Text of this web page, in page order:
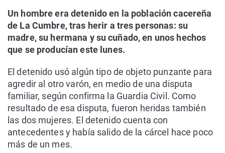
Un hombre era detenido en la población cacereña
de La Cumbre, tras herir a tres personas: su
madre, su hermana y su cuñado, en unos hechos
que se producían este lunes.
El detenido usó algún tipo de objeto punzante para
agredir al otro varón, en medio de una disputa
familiar, según confirma la Guardia Civil. Como
resultado de esa disputa, fueron heridas también
las dos mujeres. El detenido cuenta con
antecedentes y había salido de la cárcel hace poco
más de un mes.